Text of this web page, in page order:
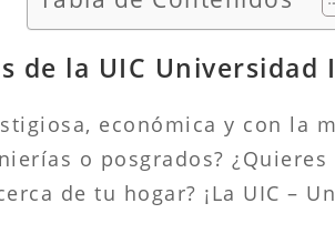
de la UIC
económica y con la
o posgrados?
de tu hogar? ¡La UIC –